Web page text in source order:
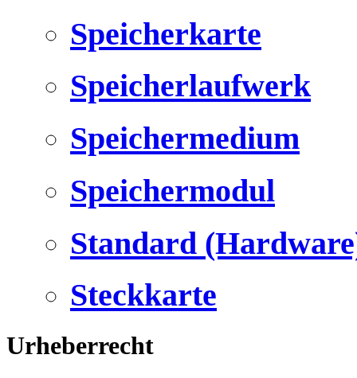
Speicherkarte
Speicherlaufwerk
Speichermedium
Speichermodul
Standard
Steckkarte
Urheberrecht